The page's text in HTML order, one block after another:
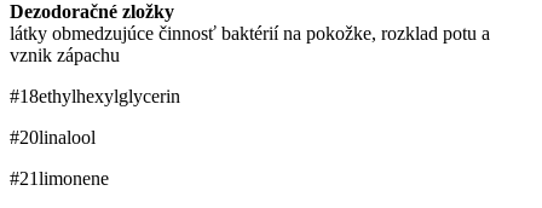
Dezodoračné zložky
látky obmedzujúce činnosť baktérií na pokožke, rozklad potu a
vznik zápachu
#18ethylhexylglycerin
#20linalool
#21limonene